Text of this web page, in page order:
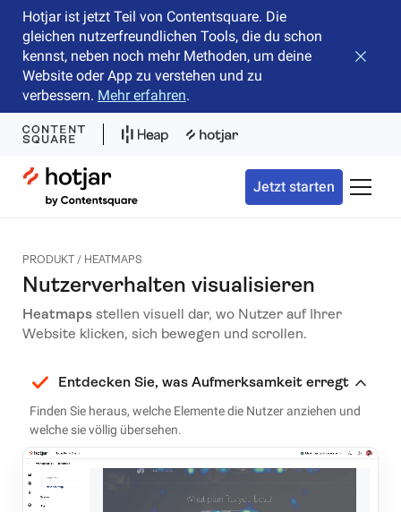
Hotjar ist jetzt Teil von Contentsquare. Die
gleichen nutzerfreundlichen Tools, die du schon
kennst, neben noch mehr Methoden, um deine
Website oder App zu verstehen und zu
verbessern. Mehr erfahren.
Hotjar Logo
Jetzt starten
PRODUKT / HEATMAPS
Nutzerverhalten visualisieren
Heatmapsstellen visuell dar, wo Nutzer auf Ihrer
Website klicken, sich bewegen und scrollen.
Entdecken Sie, was Aufmerksamkeit erregt
Finden Sie heraus, welche Elemente die Nutzer anziehen und
welche sie völlig übersehen.